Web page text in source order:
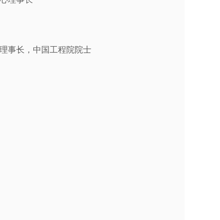
事长，中国工程院院士